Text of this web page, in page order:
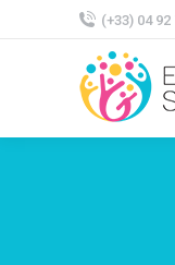
(+33) 04 92